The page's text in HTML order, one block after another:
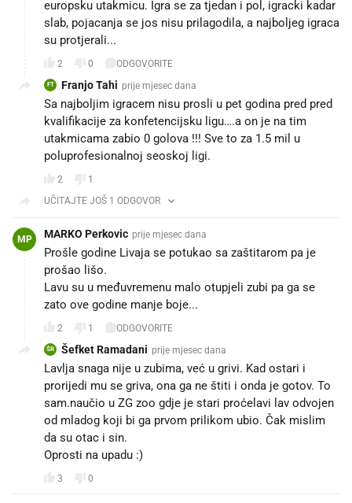
europsku utakmicu. Igra se za tjedan i pol, igracki kadar
slab, pojacanja se jos nisu prilagodila, a najboljeg igraca
su protjerali...
2 0 ODGOVORITE
FT Franjo Tahi prije mjesec dana
Sa najboljim igracem nisu prosli u pet godina pred pred
kvalifikacije za konfetencijsku ligu….a on je na tim
utakmicama zabio 0 golova !!! Sve to za 1.5 mil u
poluprofesionalnoj seoskoj ligi.
2
1
UČITAJTE JOŠ 1 ODGOVOR
MP MARKO Perkovic prije mjesec dana
Prošle godine Livaja se potukao sa zaštitarom pa je
prošao lišo.
Lavu su u međuvremenu malo otupjeli zubi pa ga se
zato ove godine manje boje...
2 1 ODGOVORITE
ŠR Šefket Ramadani prije mjesec dana
Lavlja snaga nije u zubima, već u grivi. Kad ostari i
prorijedi mu se griva, ona ga ne štiti i onda je gotov. To
sam.naučio u ZG zoo gdje je stari proćelavi lav odvojen
od mladog koji bi ga prvom prilikom ubio. Čak mislim
da su otac i sin.
Oprosti na upadu :)
3 0